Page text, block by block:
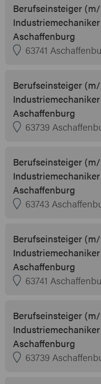
Berufseinsteiger
Aschaffenburg
63741
Berufseinsteiger
Aschaffenburg
63739
Berufseinsteiger
Aschaffenburg
63743
Berufseinsteiger
Aschaffenburg
63741
Berufseinsteiger
Aschaffenburg
63739